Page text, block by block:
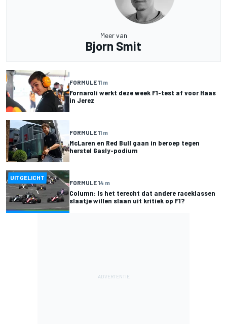
Meer van
Bjorn Smit
FORMULE 11 m
Fornaroli werkt deze week F1-test af voor Haas
in Jerez
FORMULE 11 m
McLaren en Red Bull gaan in beroep tegen
herstel Gasly-podium
UITGELICHT
FORMULE 14 m
Column: Is het terecht dat andere raceklassen
slaatje willen slaan uit kritiek op F1?